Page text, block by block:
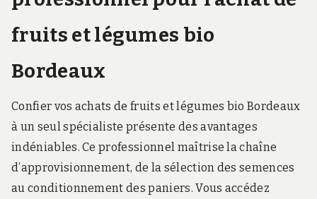
fruits et légumes bio
Bordeaux
Confier vos achats de fruits et légumes bio Bordeaux
à un seul spécialiste présente des avantages
indéniables. Ce professionnel maîtrise la chaîne
d’approvisionnement, de la sélection des semences
au conditionnement des paniers. Vous accédez